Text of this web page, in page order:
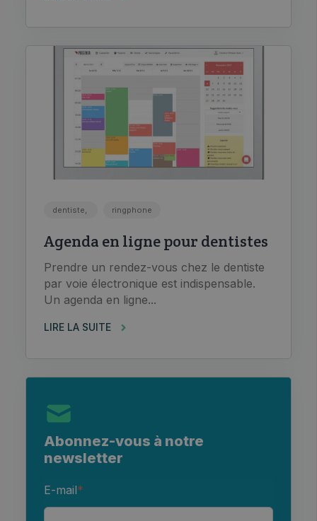
dentiste, ringphone
Agenda en ligne pour dentistes
Prendre un rendez-vous chez le dentiste
par voie électronique est indispensable.
Un agenda en ligne...
LIRE LA SUITE
Abonnez-vous à notre
newsletter
E-mail*